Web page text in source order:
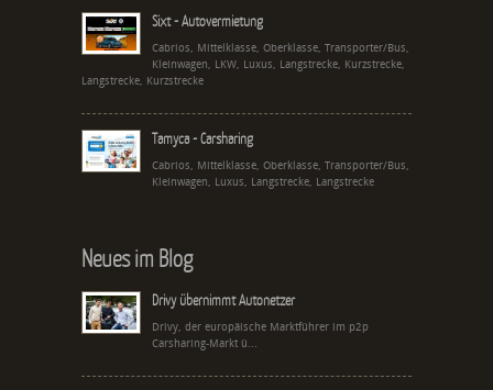
Sixt - Autovermietung
Cabrios, Mittelklasse, Oberklasse, Transporter/Bus,
Kleinwagen, LKW, Luxus, Langstrecke, Kurzstrecke,
Langstrecke, Kurzstrecke
Tamyca - Carsharing
Cabrios, Mittelklasse, Oberklasse, Transporter/Bus,
Kleinwagen, Luxus, Langstrecke, Langstrecke
Neues im Blog
Drivy übernimmt Autonetzer
Drivy, der europäische Marktführer im p2p
Carsharing-Markt ü...